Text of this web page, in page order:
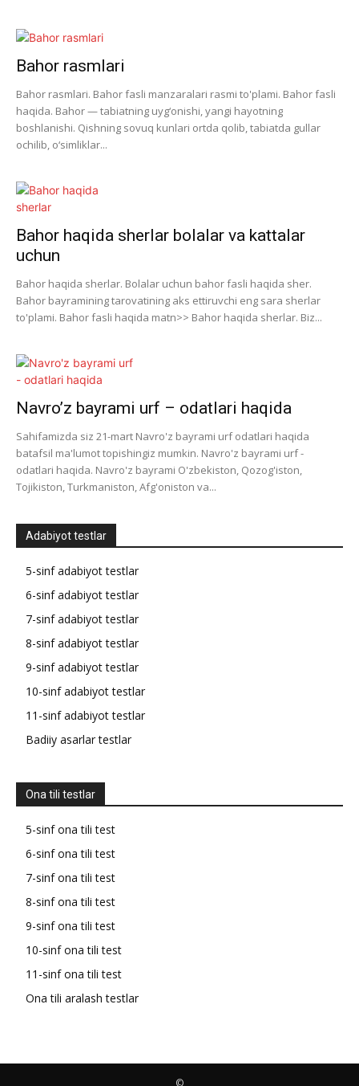
Bahor rasmlari
Bahor rasmlari. Bahor fasli manzaralari rasmi to'plami. Bahor fasli
haqida. Bahor — tabiatning uyg‘onishi, yangi hayotning
boshlanishi. Qishning sovuq kunlari ortda qolib, tabiatda gullar
ochilib, o‘simliklar...
Bahor haqida sherlar bolalar va kattalar
uchun
Bahor haqida sherlar. Bolalar uchun bahor fasli haqida sher.
Bahor bayramining tarovatining aks ettiruvchi eng sara sherlar
to'plami. Bahor fasli haqida matn>> Bahor haqida sherlar. Biz...
Navro’z bayrami urf – odatlari haqida
Sahifamizda siz 21-mart Navro'z bayrami urf odatlari haqida
batafsil ma'lumot topishingiz mumkin. Navro'z bayrami urf -
odatlari haqida. Navro'z bayrami O'zbekiston, Qozog'iston,
Tojikiston, Turkmaniston, Afg'oniston va...
Adabiyot testlar
5-sinf adabiyot testlar
6-sinf adabiyot testlar
7-sinf adabiyot testlar
8-sinf adabiyot testlar
9-sinf adabiyot testlar
10-sinf adabiyot testlar
11-sinf adabiyot testlar
Badiiy asarlar testlar
Ona tili testlar
5-sinf ona tili test
6-sinf ona tili test
7-sinf ona tili test
8-sinf ona tili test
9-sinf ona tili test
10-sinf ona tili test
11-sinf ona tili test
Ona tili aralash testlar
©